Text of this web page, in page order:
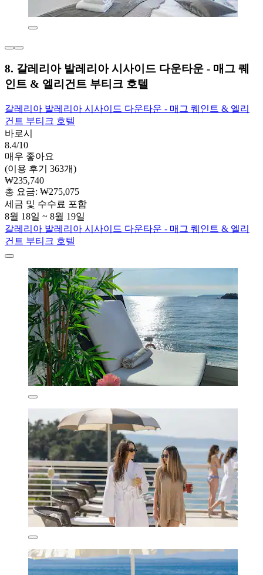
8. 갈레리아 발레리아 시사이드 다운타운 - 매그 퀘
인트 & 엘리건트 부티크 호텔
갈레리아 발레리아 시사이드 다운타운 - 매그 퀘인트 & 엘리
건트 부티크 호텔
바로시
8.4/10
매우 좋아요
(이용 후기 363개)
₩235,740
총 요금: ₩275,075
세금 및 수수료 포함
8월 18일 ~ 8월 19일
갈레리아 발레리아 시사이드 다운타운 - 매그 퀘인트 & 엘리
건트 부티크 호텔